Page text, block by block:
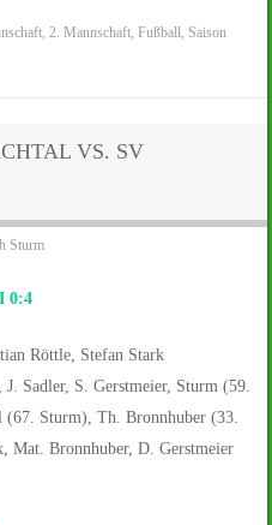
,2. Mannschaft,Fußball, Saison
VS. SV
Sturm
0:4
Röttle, Stefan Stark
Sadler, S. Gerstmeier, Sturm (59.
Sturm), Th. Bronnhuber (33.
Mat. Bronnhuber, D. Gerstmeier